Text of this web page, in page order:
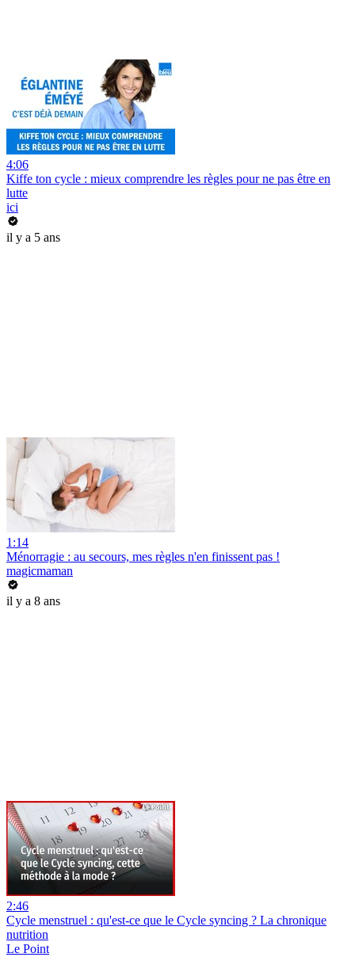
4:06
Kiffe ton cycle : mieux comprendre les règles pour ne pas être en
lutte
ici
il y a 5 ans
1:14
Ménorragie : au secours, mes règles n'en finissent pas !
magicmaman
il y a 8 ans
2:46
Cycle menstruel : qu'est-ce que le Cycle syncing ? La chronique
nutrition
Le Point